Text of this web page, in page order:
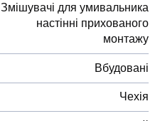
Змішувачі для умивальника
настінні прихованого
монтажу
Вбудовані
Чехія